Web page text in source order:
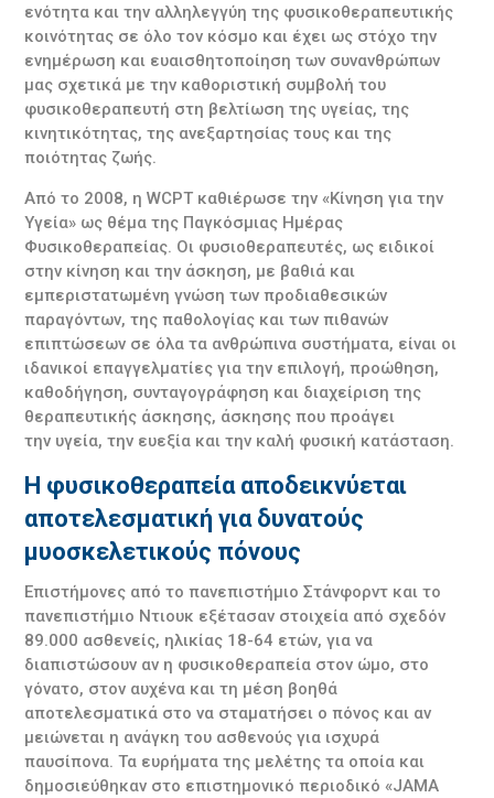
ενότητα και την αλληλεγγύη της φυσικοθεραπευτικής
κοινότητας σε όλο τον κόσμο και έχει ως στόχο την
ενημέρωση και ευαισθητοποίηση των συνανθρώπων
μας σχετικά με την καθοριστική συμβολή του
φυσικοθεραπευτή στη βελτίωση της υγείας, της
κινητικότητας, της ανεξαρτησίας τους και της
ποιότητας ζωής.
Από το 2008, η WCPT καθιέρωσε την «Κίνηση για την
Υγεία» ως θέμα της Παγκόσμιας Ημέρας
Φυσικοθεραπείας. Οι φυσιοθεραπευτές, ως ειδικοί
στην κίνηση και την άσκηση, με βαθιά και
εμπεριστατωμένη γνώση των προδιαθεσικών
παραγόντων, της παθολογίας και των πιθανών
επιπτώσεων σε όλα τα ανθρώπινα συστήματα, είναι οι
ιδανικοί επαγγελματίες για την επιλογή, προώθηση,
καθοδήγηση, συνταγογράφηση και διαχείριση της
θεραπευτικής άσκησης, άσκησης που προάγει
την υγεία, την ευεξία και την καλή φυσική κατάσταση.
Η φυσικοθεραπεία αποδεικνύεται
αποτελεσματική για δυνατούς
μυοσκελετικούς πόνους
Επιστήμονες από το πανεπιστήμιο Στάνφορντ και το
πανεπιστήμιο Ντιουκ εξέτασαν στοιχεία από σχεδόν
89.000 ασθενείς, ηλικίας 18-64 ετών, για να
διαπιστώσουν αν η φυσικοθεραπεία στον ώμο, στο
γόνατο, στον αυχένα και τη μέση βοηθά
αποτελεσματικά στο να σταματήσει ο πόνος και αν
μειώνεται η ανάγκη του ασθενούς για ισχυρά
παυσίπονα. Τα ευρήματα της μελέτης τα οποία και
δημοσιεύθηκαν στο επιστημονικό περιοδικό «JAMA